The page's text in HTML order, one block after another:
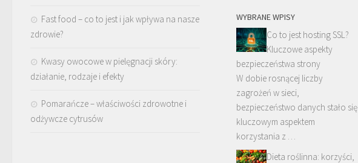
Fast food – co to jest i jak wpływa na nasze
zdrowie?
Kwasy owocowe w pielęgnacji skóry:
działanie, rodzaje i efekty
Pomarańcze – właściwości zdrowotne i
odżywcze cytrusów
WYBRANE WPISY
Co to jest hosting SSL?
Kluczowe aspekty
bezpieczeństwa strony
W dobie rosnącej liczby
zagrożeń w sieci,
bezpieczeństwo danych stało się
kluczowym aspektem
korzystania z …
Dieta roślinna: korzyści,